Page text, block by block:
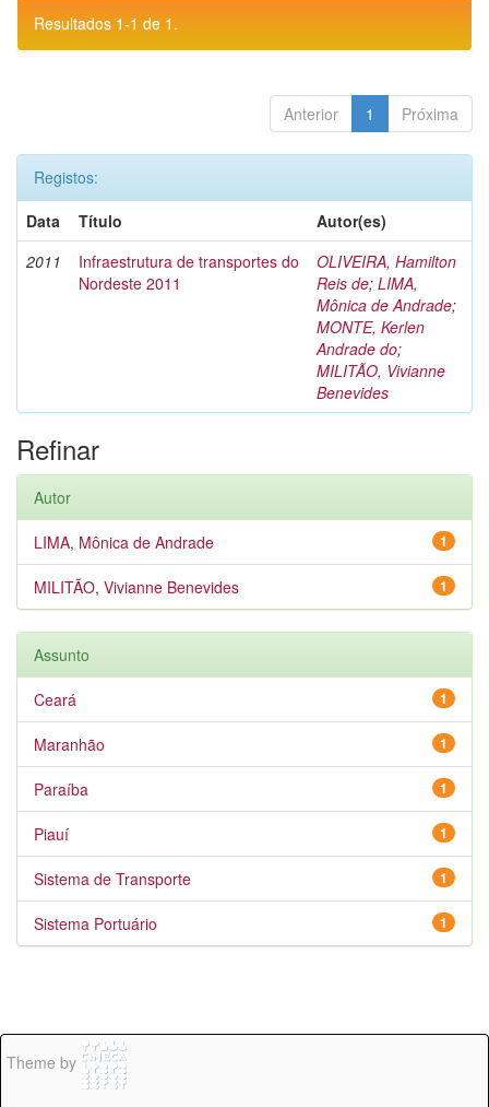
Resultados 1-1 de 1.
Anterior 1 Próxima
Registos:
Data
Título
Autor(es)
2011
Infraestrutura de transportes do
Nordeste 2011
OLIVEIRA, Hamilton
Reis de; LIMA,
Mônica de Andrade;
MONTE, Kerlen
Andrade do;
MILITÃO, Vivianne
Benevides
Refinar
Autor
1
LIMA, Mônica de Andrade
1
MILITÃO, Vivianne Benevides
Assunto
1
Ceará
1
Maranhão
1
Paraíba
1
Piauí
1
Sistema de Transporte
1
Sistema Portuário
Theme by